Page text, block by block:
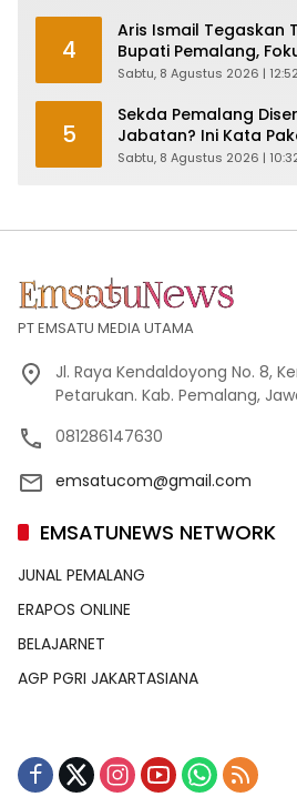
4
Aris Ismail Tegaskan
Bupati Pemalang,
Legislatif
Sabtu, 8 Agustus 2026 |
5
Sekda Pemalang
Jabatan? Ini Kata
Sabtu, 8 Agustus 2026 |
PT EMSATU MEDIA UTAMA
Jl. Raya Kendaldoyong No. 8,
Petarukan. Kab. Pemalang,
081286147630
emsatucom@gmail.com
EMSATUNEWS NETWORK
JUNAL PEMALANG
ERAPOS ONLINE
BELAJARNET
AGP PGRI JAKARTASIANA